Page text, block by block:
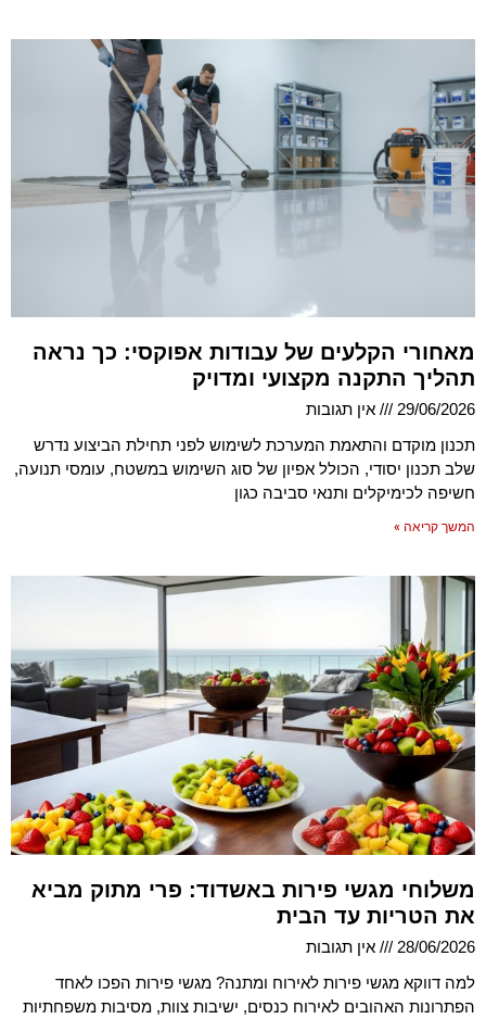
מאחורי הקלעים של עבודות אפוקסי: כך נראה
תהליך התקנה מקצועי ומדויק
29/06/2026
אין תגובות
תכנון מוקדם והתאמת המערכת לשימוש לפני תחילת הביצוע נדרש
שלב תכנון יסודי, הכולל אפיון של סוג השימוש במשטח, עומסי תנועה,
חשיפה לכימיקלים ותנאי סביבה כגון
המשך קריאה »
משלוחי מגשי פירות באשדוד: פרי מתוק מביא
את הטריות עד הבית
28/06/2026
אין תגובות
למה דווקא מגשי פירות לאירוח ומתנה? מגשי פירות הפכו לאחד
הפתרונות האהובים לאירוח כנסים, ישיבות צוות, מסיבות משפחתיות